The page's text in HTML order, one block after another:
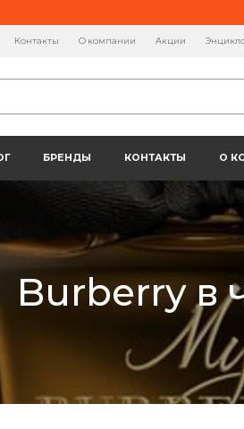
Контакты О компании Акции
БРЕНДЫ КОНТАКТЫ О
Burberry в